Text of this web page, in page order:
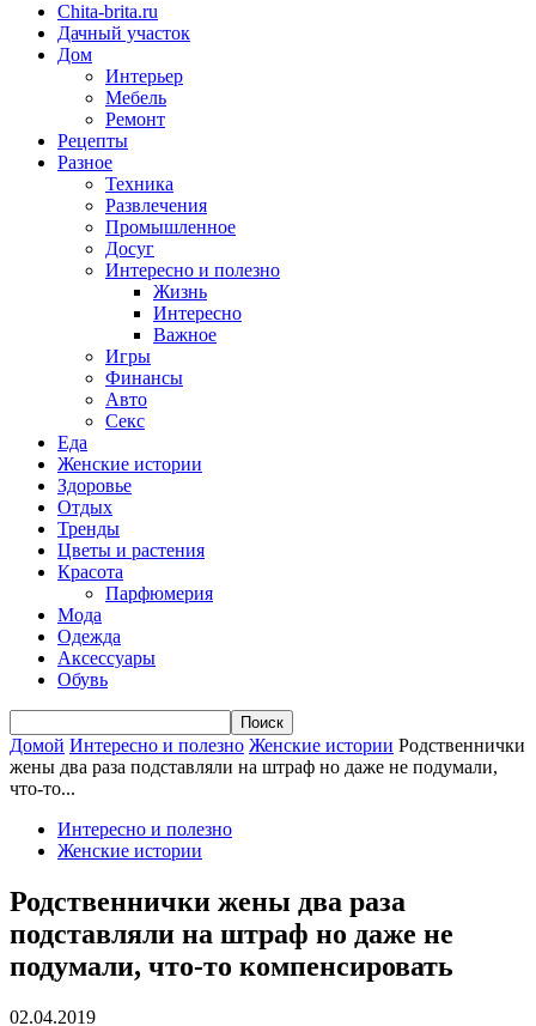
Chita-brita.ru
Дачный участок
Дом
Интерьер
Мебель
Ремонт
Рецепты
Разное
Техника
Развлечения
Промышленное
Досуг
Интересно и полезно
Жизнь
Интересно
Важное
Игры
Финансы
Авто
Секс
Еда
Женские истории
Здоровье
Отдых
Тренды
Цветы и растения
Красота
Парфюмерия
Мода
Одежда
Аксессуары
Обувь
Домой Интересно и полезно Женские истории Родственнички
жены два раза подставляли на штраф но даже не подумали,
что-то...
Интересно и полезно
Женские истории
Родственнички жены два раза
подставляли на штраф но даже не
подумали, что-то компенсировать
02.04.2019